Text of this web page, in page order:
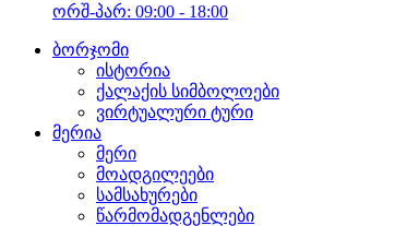
ორშ-პარ: 09:00 - 18:00
ბორჯომი
ისტორია
ქალაქის სიმბოლოები
ვირტუალური ტური
მერია
მერი
მოადგილეები
სამსახურები
წარმომადგენლები